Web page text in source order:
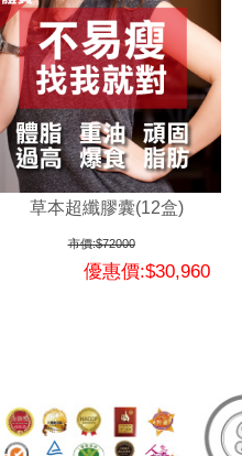
草本超纖膠囊(12盒)
市價:$72000
優惠價:$30,960